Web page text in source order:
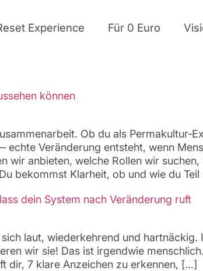
Experience Für 0 Euro
können
Ob du als
Veränderung entsteht, wenn
anbieten, welche Rollen wir
bekommst Klarheit, ob und wie du
dein System nach Veränderung ruft
laut, wiederkehrend und hartnäckig.
wir sie! Das ist irgendwie
dir, 7 klare Anzeichen zu erkennen, […]